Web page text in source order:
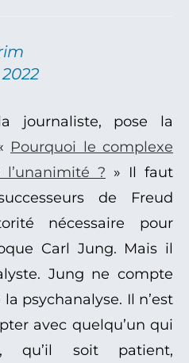
journaliste, pose la
Pourquoi le complexe
? » Il faut
de Freud
nécessaire pour
Carl Jung. Mais il
Jung ne compte
psychanalyse. Il n’est
avec quelqu’un qui
qu’il soit patient,